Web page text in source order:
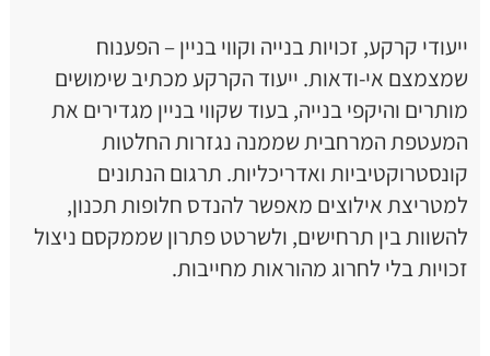
ייעודי קרקע, זכויות בנייה וקווי בניין – הפענוח
שמצמצם אי-ודאות. ייעוד הקרקע מכתיב שימושים
מותרים והיקפי בנייה, בעוד שקווי בניין מגדירים את
המעטפת המרחבית שממנה נגזרות החלטות
קונסטרוקטיביות ואדריכליות. תרגום הנתונים
למטריצת אילוצים מאפשר להנדס חלופות תכנון,
להשוות בין תרחישים, ולשרטט פתרון שממקסם ניצול
זכויות בלי לחרוג מהוראות מחייבות.